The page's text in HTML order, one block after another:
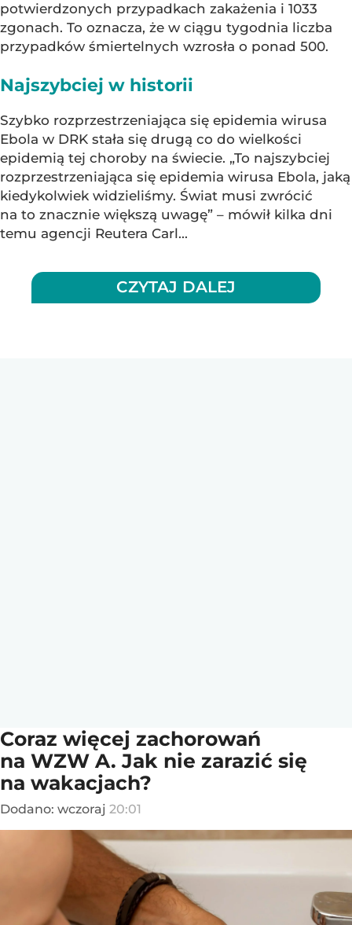
potwierdzonych przypadkach zakażenia i 1033
zgonach. To oznacza, że w ciągu tygodnia liczba
przypadków śmiertelnych wzrosła o ponad 500.
Najszybciej w historii
Szybko rozprzestrzeniająca się epidemia wirusa
Ebola w DRK stała się drugą co do wielkości
epidemią tej choroby na świecie. „To najszybciej
rozprzestrzeniająca się epidemia wirusa Ebola, jaką
kiedykolwiek widzieliśmy. Świat musi zwrócić
na to znacznie większą uwagę” – mówił kilka dni
temu agencji Reutera Carl...
CZYTAJ DALEJ
Coraz więcej zachorowań
na WZW A. Jak nie zarazić się
na wakacjach?
Dodano: wczoraj 20:01